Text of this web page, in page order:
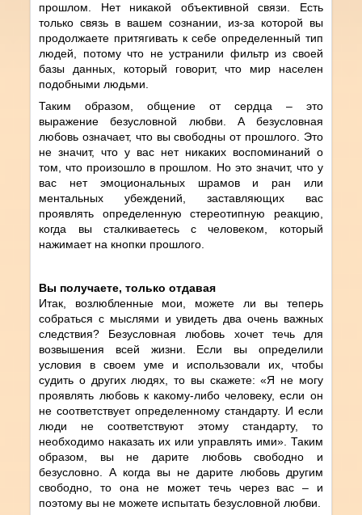
прошлом. Нет никакой объективной связи. Есть
только связь в вашем сознании, из-за которой вы
продолжаете притягивать к себе определенный тип
людей, потому что не устранили фильтр из своей
базы данных, который говорит, что мир населен
подобными людьми.
Таким образом, общение от сердца – это
выражение безусловной любви. А безусловная
любовь означает, что вы свободны от прошлого. Это
не значит, что у вас нет никаких воспоминаний о
том, что произошло в прошлом. Но это значит, что у
вас нет эмоциональных шрамов и ран или
ментальных убеждений, заставляющих вас
проявлять определенную стереотипную реакцию,
когда вы сталкиваетесь с человеком, который
нажимает на кнопки прошлого.
Вы получаете, только отдавая
Итак, возлюбленные мои, можете ли вы теперь
собраться с мыслями и увидеть два очень важных
следствия? Безусловная любовь хочет течь для
возвышения всей жизни. Если вы определили
условия в своем уме и использовали их, чтобы
судить о других людях, то вы скажете: «Я не могу
проявлять любовь к какому-либо человеку, если он
не соответствует определенному стандарту. И если
люди не соответствуют этому стандарту, то
необходимо наказать их или управлять ими». Таким
образом, вы не дарите любовь свободно и
безусловно. А когда вы не дарите любовь другим
свободно, то она не может течь через вас – и
поэтому вы не можете испытать безусловной любви.